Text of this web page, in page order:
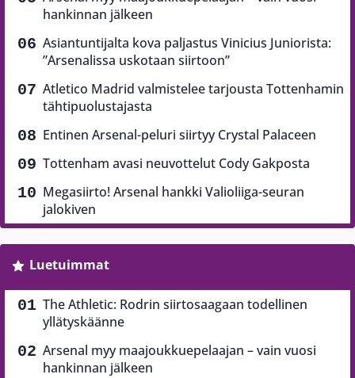
hankinnan jälkeen
Asiantuntijalta kova paljastus Vinicius Juniorista:
”Arsenalissa uskotaan siirtoon”
Atletico Madrid valmistelee tarjousta Tottenhamin
tähtipuolustajasta
Entinen Arsenal-peluri siirtyy Crystal Palaceen
Tottenham avasi neuvottelut Cody Gakposta
Megasiirto! Arsenal hankki Valioliiga-seuran
jalokiven
Luetuimmat
The Athletic: Rodrin siirtosaagaan todellinen
yllätyskäänne
Arsenal myy maajoukkuepelaajan – vain vuosi
hankinnan jälkeen